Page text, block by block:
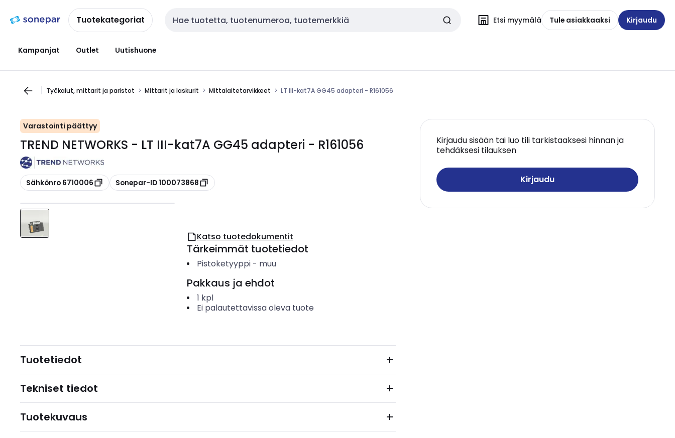
navigointiinsisältöönTuotekategoriat Haku Etsi myymälä Tule asiakkaaksi Kirjaudu
Kampanjat Outlet Uutishuone
Työkalut, mittarit ja paristot Mittarit ja laskurit Mittalaitetarvikkeet LT III-kat7A GG45 adapteri - R161056
Varastointi päättyy
TREND NETWORKS - LT III-kat7A GG45 adapteri - R161056
Kopioi
Sähkönro 6710006 Kopioi
Sonepar-ID 100073868
Kirjaudu sisään tai luo tili tarkistaaksesi hinnan ja
tehdäksesi tilauksen
Kirjaudu
Katso tuotedokumentit
Tärkeimmät tuotetiedot
Pistoketyyppi- muu
Pakkaus ja ehdot
1 kpl
Ei palautettavissa oleva tuote
Tuotetiedot
Tekniset tiedot
Tuotekuvaus